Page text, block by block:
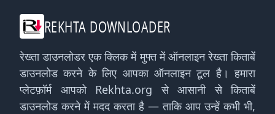
REKHTA DOWNLOADER
रेख्ता डाउनलोडर एक क्लिक में मुफ्त में ऑनलाइन रेख्ता किताबें
डाउनलोड करने के लिए आपका ऑनलाइन टूल है। हमारा
प्लेटफ़ॉर्म आपको Rekhta.org से आसानी से किताबें
डाउनलोड करने में मदद करता है — ताकि आप उन्हें कभी भी,